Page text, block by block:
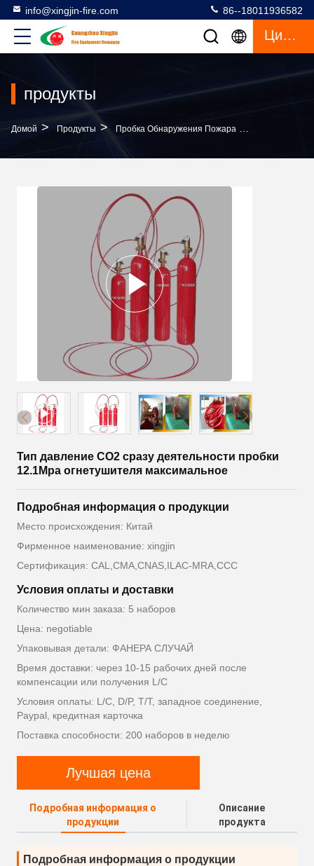
info@xingjin-fire.com 86--18011936582
Цитата
продукты
Домой > Продукты > Пробка Обнаружения Пожара >
Тип давление СО2 сразу деятельности пробки
12.1Mpa огнетушителя максимальное
Подробная информация о продукции
Место происхождения: Китай
Фирменное наименование: xingjin
Сертификация: CAL,CMA,CNAS,ILAC-MRA,CCC
Условия оплаты и доставки
Количество мин заказа: 5 наборов
Цена: negotiable
Упаковывая детали: ФАНЕРА СЛУЧАЙ
Время доставки: через 10-15 рабочих дней после
компенсации или получения L/C
Условия оплаты: L/C, D/P, T/T, западное соединение,
Paypal, кредитная карточка
Поставка способности: 200 наборов в неделю
Лучшая цена
Подробная информация о
продукции
Описание
продукта
Подробная информация о продукции